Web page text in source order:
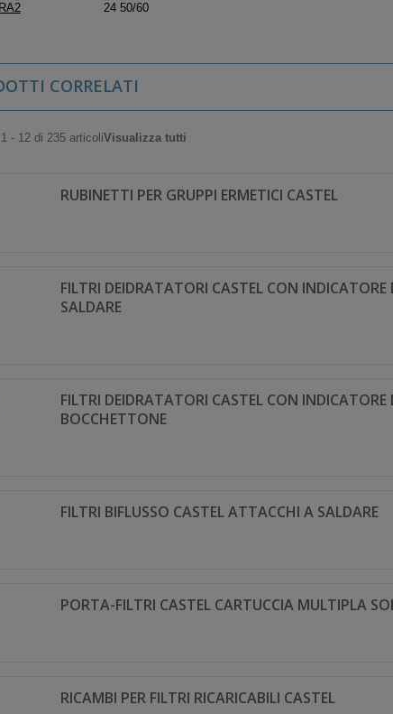
24 50/60
CORRELATI
- 12 di 235 articoliVisualizza tutti
RUBINETTI PER GRUPPI ERMETICI CASTEL
FILTRI DEIDRATATORI CASTEL CON
SALDARE
FILTRI DEIDRATATORI CASTEL CON
BOCCHETTONE
FILTRI BIFLUSSO CASTEL ATTACCHI A SALDARE
PORTA-FILTRI CASTEL CARTUCCIA MULTIPLA
RICAMBI PER FILTRI RICARICABILI CASTEL